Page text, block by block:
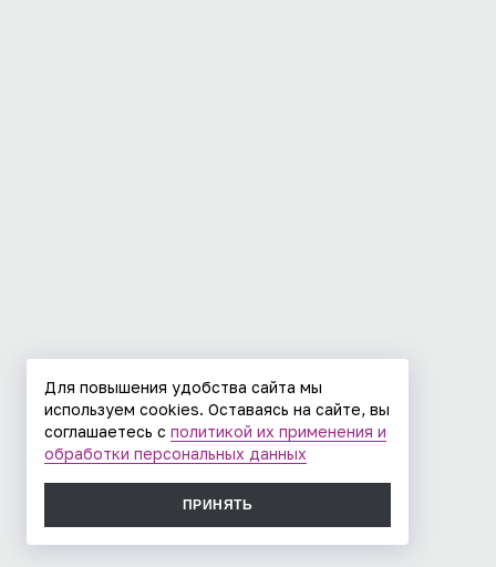
Для повышения удобства сайта мы
используем cookies. Оставаясь на сайте, вы
соглашаетесь с политикой их применения и
обработки персональных данных
ПРИНЯТЬ